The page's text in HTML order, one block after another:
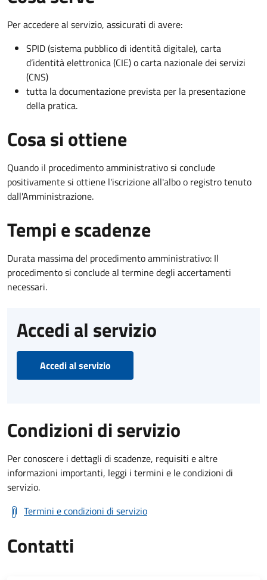
Per accedere al servizio, assicurati di avere:
SPID (sistema pubblico di identità digitale), carta
d’identità elettronica (CIE) o carta nazionale dei servizi
(CNS)
tutta la documentazione prevista per la presentazione
della pratica.
Cosa si ottiene
Quando il procedimento amministrativo si conclude
positivamente si ottiene l'iscrizione all'albo o registro tenuto
dall'Amministrazione.
Tempi e scadenze
Durata massima del procedimento amministrativo: Il
procedimento si conclude al termine degli accertamenti
necessari.
Accedi al servizio
Accedi al servizio
Condizioni di servizio
Per conoscere i dettagli di scadenze, requisiti e altre
informazioni importanti, leggi i termini e le condizioni di
servizio.
Termini e condizioni di servizio
Contatti